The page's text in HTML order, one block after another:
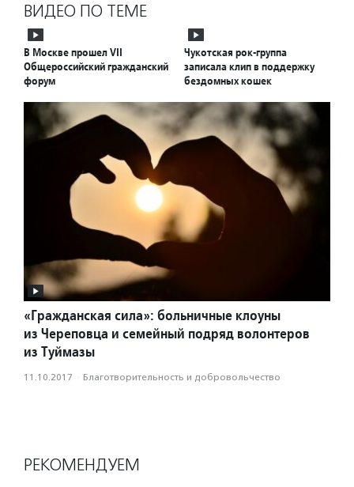
ВИДЕО ПО ТЕМЕ
В Москве прошел VII
Общероссийский гражданский
форум
Чукотская рок-группа
записала клип в поддержку
бездомных кошек
«Гражданская сила»: больничные клоуны
из Череповца и семейный подряд волонтеров
из Туймазы
11.10.2017 · Благотвори­тель­ность и доброволь­чест­во
РЕКОМЕНДУЕМ